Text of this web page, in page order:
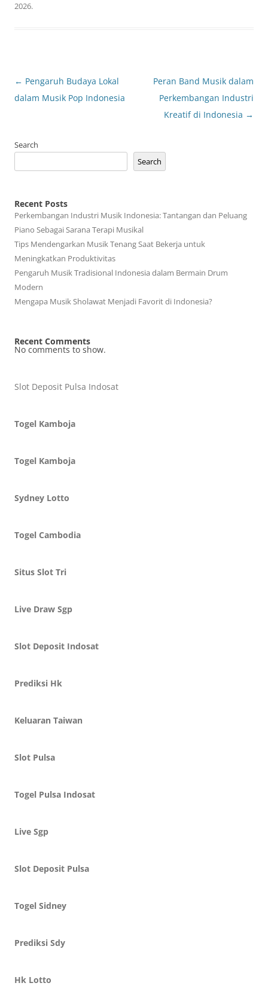
2026.
Post
navigation
← Pengaruh Budaya Lokal
dalam Musik Pop Indonesia
Peran Band Musik dalam
Perkembangan Industri
Kreatif di Indonesia →
Search
Search
Recent Posts
Perkembangan Industri Musik Indonesia: Tantangan dan Peluang
Piano Sebagai Sarana Terapi Musikal
Tips Mendengarkan Musik Tenang Saat Bekerja untuk
Meningkatkan Produktivitas
Pengaruh Musik Tradisional Indonesia dalam Bermain Drum
Modern
Mengapa Musik Sholawat Menjadi Favorit di Indonesia?
Recent Comments
No comments to show.
Slot Deposit Pulsa Indosat
Togel Kamboja
Togel Kamboja
Sydney Lotto
Togel Cambodia
Situs Slot Tri
Live Draw Sgp
Slot Deposit Indosat
Prediksi Hk
Keluaran Taiwan
Slot Pulsa
Togel Pulsa Indosat
Live Sgp
Slot Deposit Pulsa
Togel Sidney
Prediksi Sdy
Hk Lotto